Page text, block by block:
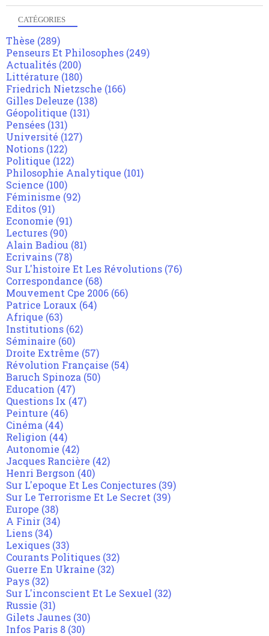
CATÉGORIES
Thèse (289)
Penseurs Et Philosophes (249)
Actualités (200)
Littérature (180)
Friedrich Nietzsche (166)
Gilles Deleuze (138)
Géopolitique (131)
Pensées (131)
Université (127)
Notions (122)
Politique (122)
Philosophie Analytique (101)
Science (100)
Féminisme (92)
Editos (91)
Economie (91)
Lectures (90)
Alain Badiou (81)
Ecrivains (78)
Sur L'histoire Et Les Révolutions (76)
Correspondance (68)
Mouvement Cpe 2006 (66)
Patrice Loraux (64)
Afrique (63)
Institutions (62)
Séminaire (60)
Droite Extrême (57)
Révolution Française (54)
Baruch Spinoza (50)
Education (47)
Questions Ix (47)
Peinture (46)
Cinéma (44)
Religion (44)
Autonomie (42)
Jacques Rancière (42)
Henri Bergson (40)
Sur L'epoque Et Les Conjectures (39)
Sur Le Terrorisme Et Le Secret (39)
Europe (38)
A Finir (34)
Liens (34)
Lexiques (33)
Courants Politiques (32)
Guerre En Ukraine (32)
Pays (32)
Sur L'inconscient Et Le Sexuel (32)
Russie (31)
Gilets Jaunes (30)
Infos Paris 8 (30)